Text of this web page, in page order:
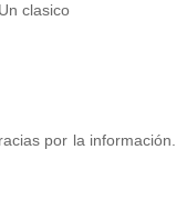
clasico
por la información.